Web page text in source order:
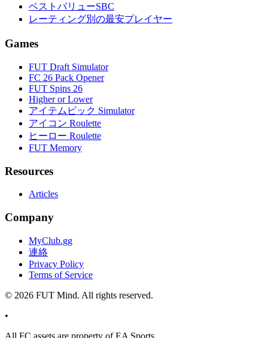
ベストバリューSBC
レーティング別の最安プレイヤー
Games
FUT Draft Simulator
FC 26 Pack Opener
FUT Spins 26
Higher or Lower
アイテムピック Simulator
アイコン Roulette
ヒーロー Roulette
FUT Memory
Resources
Articles
Company
MyClub.gg
連絡
Privacy Policy
Terms of Service
© 2026 FUT Mind. All rights reserved.
•
All FC assets are property of EA Sports.